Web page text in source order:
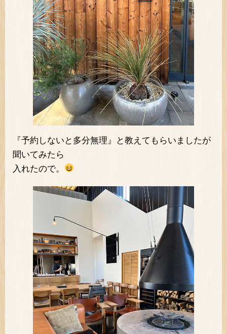
『予約しないと多分無理』と教えてもらいましたが
聞いてみたら
入れたので。